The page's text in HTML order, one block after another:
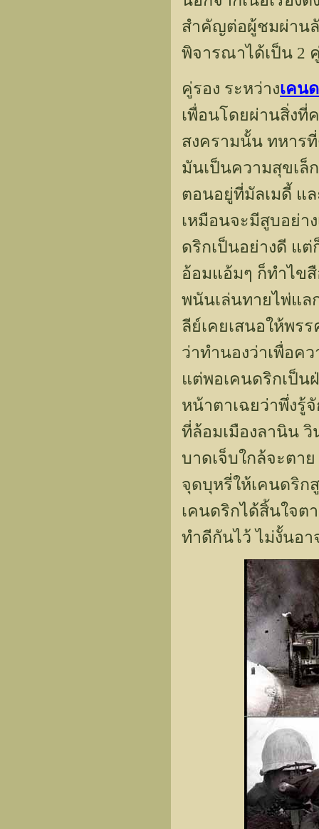
สำคัญต่อผู้ชมผ่าน
พิจารณาได้เป็น 2
คู่รอง ระหว่างเคน
เพื่อนโดยผ่านสิ่งที่
สงครามนั้น ทหารที่
มันเป็นความสุขเล็
ตอนอยู่ที่มัลเมดี้ แ
เหมือนจะมีสูบอย่า
ดริกเป็นอย่างดี แ
อ้อมแอ้มๆ ก็ทำไข
พนันเล่นทายไพ่แล
ลีย์เคยเสนอให้พร
ว่าทำนองว่าเพื่อค
แต่พอเคนดริกเป็น
หน้าตาเฉยว่าพึ่งรู้
ที่ล้อมเมืองลานิน
บาดเจ็บใกล้จะตา
จุดบุหรี่ให้เคนดริก
เคนดริกได้สิ้นใจต
ทำดีกันไว้ ไม่งั้นอ